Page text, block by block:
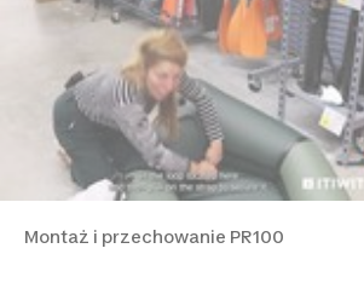
Montaż i przechowanie PR100